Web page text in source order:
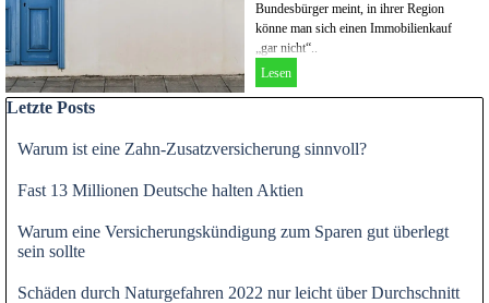
Bundesbürger meint, in ihrer Region
könne man sich einen Immobilienkauf
„gar nicht“..
Lesen
Block überspringen Letzte Posts
Letzte Posts
Warum ist eine Zahn-Zusatzversicherung sinnvoll?
Fast 13 Millionen Deutsche halten Aktien
Warum eine Versicherungskündigung zum Sparen gut überlegt
sein sollte
Schäden durch Naturgefahren 2022 nur leicht über Durchschnitt